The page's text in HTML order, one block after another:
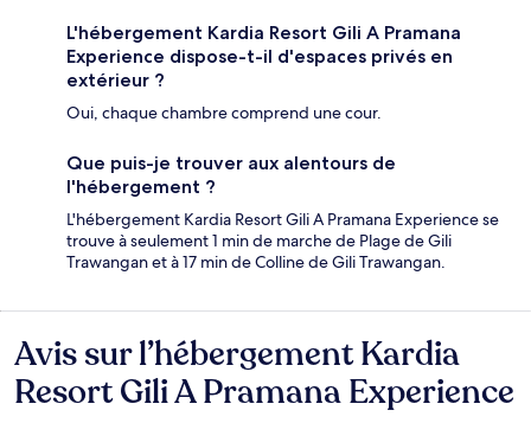
L'hébergement Kardia Resort Gili A Pramana
Experience dispose-t-il d'espaces privés en
extérieur ?
Oui, chaque chambre comprend une cour.
Que puis-je trouver aux alentours de
l'hébergement ?
L'hébergement Kardia Resort Gili A Pramana Experience se
trouve à seulement 1 min de marche de Plage de Gili
Trawangan et à 17 min de Colline de Gili Trawangan.
Avis
Avis sur l’hébergement Kardia
Resort Gili A Pramana Experience